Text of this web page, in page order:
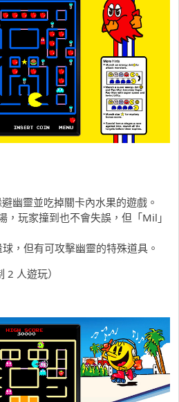
幽靈並吃掉關卡內水果的遊戲。
玩家撞到也不會失誤，但「Mil」
，但有可攻擊幽靈的特殊道具。
人遊玩）